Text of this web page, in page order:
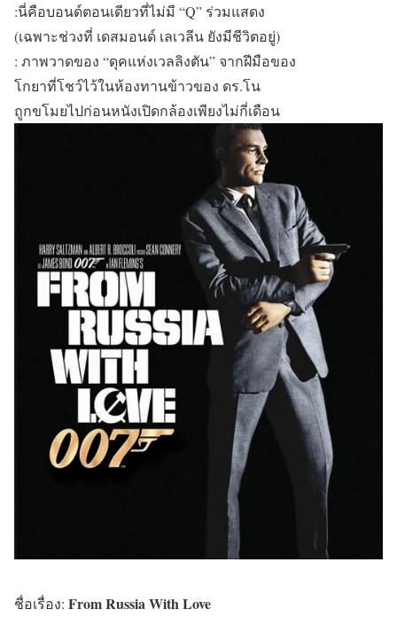
:นี่คือบอนด์ตอนเดียวที่ไม่มี “Q” ร่วมแสดง
(เฉพาะช่วงที่ เดสมอนด์ เลเวลีน ยังมีชีวิตอยู่)
: ภาพวาดของ “ดุคแห่งเวลลิงตัน” จากฝีมือของ
โกยาที่โชว์ไว้ในห้องทานข้าวของ ดร.โน
ถูกขโมยไปก่อนหนังเปิดกล้องเพียงไม่กี่เดือน
ชื่อเรื่อง: From Russia With Love